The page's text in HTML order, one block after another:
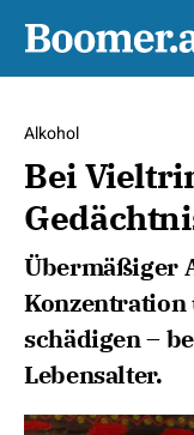
Alkohol
Bei
Übermäßiger
Konzentration
schädigen –
Lebensalter.